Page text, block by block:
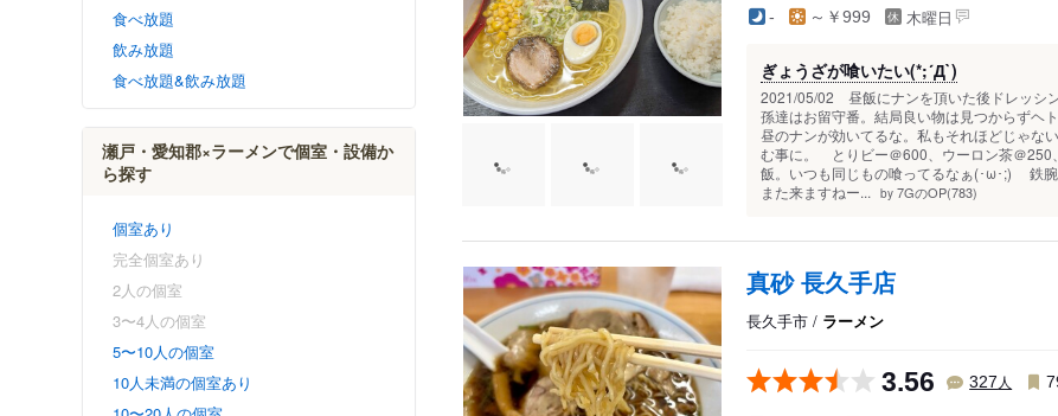
食べ放題
飲み放題
食べ放題&飲み放題
瀬戸・愛知郡×ラーメンで個室・設備か
ら探す
個室あり
完全個室あり
2人の個室
3〜4人の個室
5〜10人の個室
10人未満の個室あり
- ～￥999 木曜日
ぎょうざが喰いたい(*;´Д`)
2021/05/02 昼飯にナンを頂いた後ドレッシ
孫達はお留守番。結局良い物は見つからずヘ
昼のナンが効いてるな。私もそれほどじゃな
む事に。 とりビー＠600、ウーロン茶＠250
飯。いつも同じもの喰ってるなぁ(･ω･;) 鉄腕
また来ますねー...
by 7GのOP(783)
真砂 長久手店
長久手市 / ラーメン
3.56 327 人